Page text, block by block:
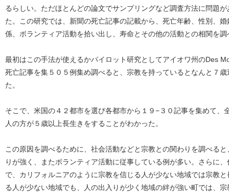
るらしい。ただほとんどの論文でサンプリングなど調査方法に問題
た。この研究では、新聞の死亡記事の記載から、死亡年齢、性別、
係、ボランティア活動を拾い出し、寿命とその他の活動との相関を調
最初はこの手法が使えるかパイロット研究としてアイオワ州のDes
死亡記事を集５０５例集め調べると、宗教を持っているとなんと７
た。
そこで、米国の４２都市を選び各都市から１９−３０記事を集めて、
人の方が５歳以上長生きをすることがわかった。
この原因を調べるために、社会活動などと宗教との関わりを調べる
りが強く、またボランティア活動に従事している例が多い。さらに
で、カリフォルニアのように宗教を信じる人が少ない地域では宗教
る人が少ない地域でも、人の出入りが少く地域の絆が強い町では、